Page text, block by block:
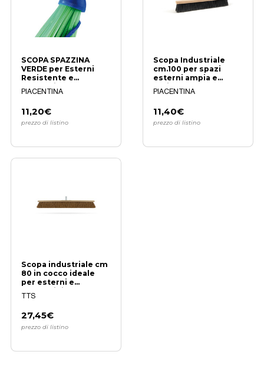
SCOPA SPAZZINA
VERDE per Esterni
Resistente e
Professionale
PIACENTINA
11,20€
prezzo di listino
Scopa Industriale
cm.100 per spazi
esterni ampia e
resistente
PIACENTINA
11,40€
prezzo di listino
Scopa industriale cm
80 in cocco ideale
per esterni e
TTS
27,45€
prezzo di listino